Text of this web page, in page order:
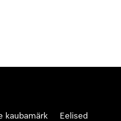
kaubamärk Eelised